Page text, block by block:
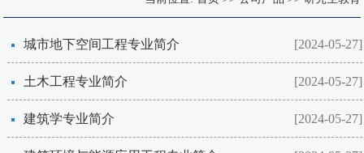
[2024-05-27]
城市地下空间工程专业简介
[2024-05-27]
土木工程专业简介
[2024-05-27]
建筑学专业简介